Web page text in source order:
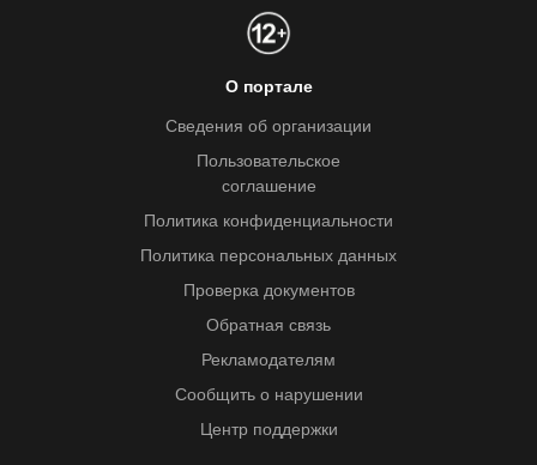
О портале
Сведения об организации
Пользовательское
соглашение
Политика конфиденциальности
Политика персональных данных
Проверка документов
Обратная связь
Рекламодателям
Сообщить о нарушении
Центр поддержки